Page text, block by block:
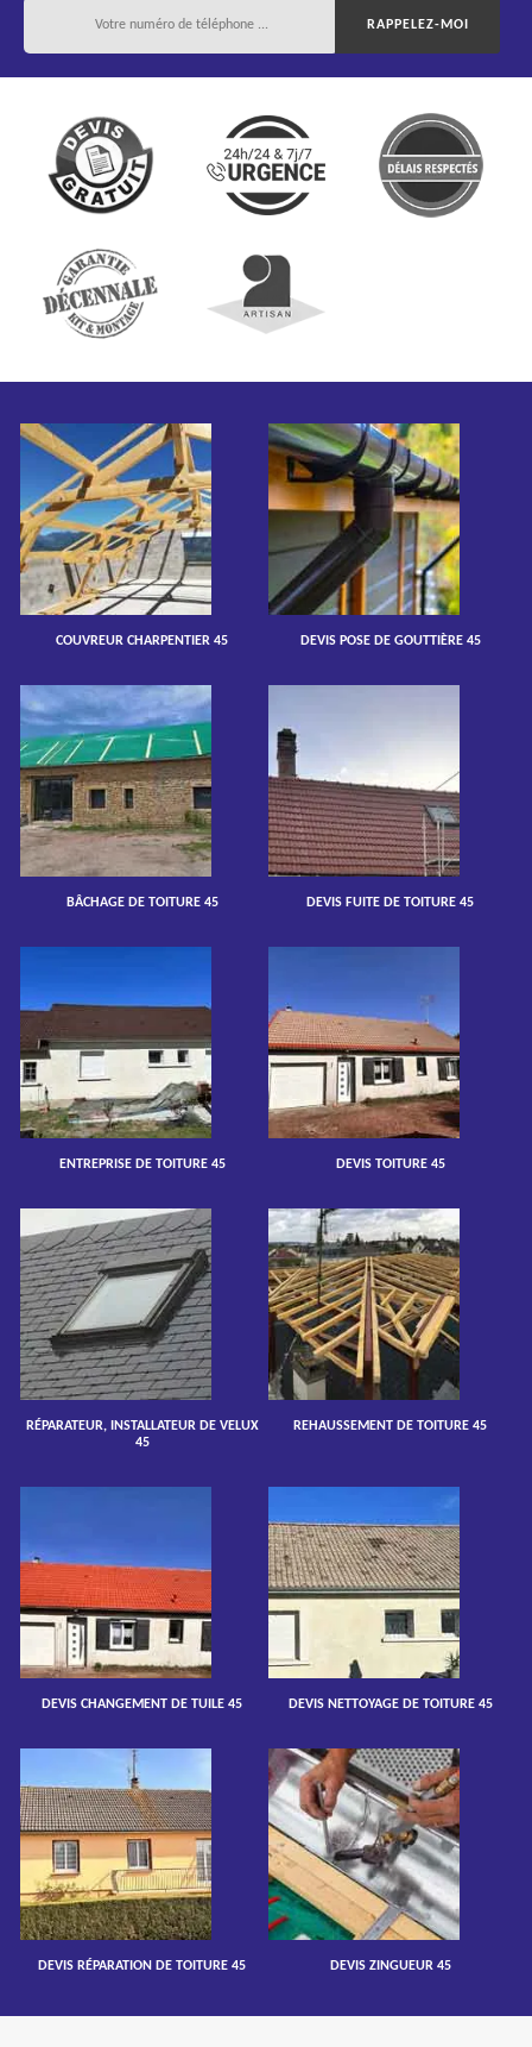
COUVREUR CHARPENTIER 45 DEVIS POSE DE GOUTTIÈRE 45
BÂCHAGE DE TOITURE 45 DEVIS FUITE DE TOITURE 45
ENTREPRISE DE TOITURE 45 DEVIS TOITURE 45
RÉPARATEUR, INSTALLATEUR DE VELUX
45
REHAUSSEMENT DE TOITURE 45
DEVIS CHANGEMENT DE TUILE 45 DEVIS NETTOYAGE DE TOITURE 45
DEVIS RÉPARATION DE TOITURE 45 DEVIS ZINGUEUR 45